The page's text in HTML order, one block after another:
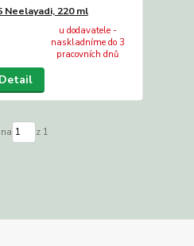
Neelayadi, 220 ml
u dodavatele -
naskladníme do 3
pracovních dnů
Detail
z 1